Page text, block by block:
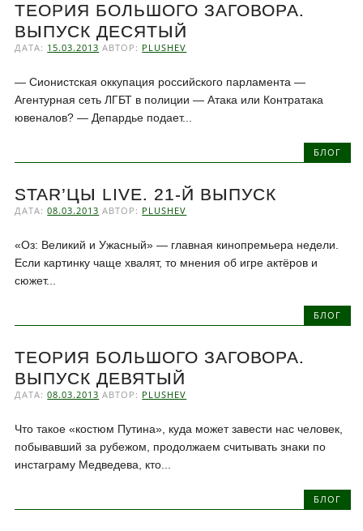
ТЕОРИЯ БОЛЬШОГО ЗАГОВОРА.
ВЫПУСК ДЕСЯТЫЙ
ДАТА: 15.03.2013 АВТОР: PLUSHEV
— Сионистская оккупация российского парламента —
Агентурная сеть ЛГБТ в полиции — Атака или Контратака
ювеналов? — Депардье подает...
БЛОГ
STAR’ЦЫ LIVE. 21-Й ВЫПУСК
ДАТА:08.03.2013 АВТОР: PLUSHEV
«Оз: Великий и Ужасный» — главная кинопремьера недели.
Если картинку чаще хвалят, то мнения об игре актёров и
сюжет...
БЛОГ
ТЕОРИЯ БОЛЬШОГО ЗАГОВОРА.
ВЫПУСК ДЕВЯТЫЙ
ДАТА:08.03.2013 АВТОР: PLUSHEV
Что такое «костюм Путина», куда может завести нас человек,
побывавший за рубежом, продолжаем считывать знаки по
инстаграму Медведева, кто...
БЛОГ